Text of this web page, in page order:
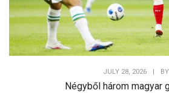
JULY 28, 2026 BY
Négyből három magyar